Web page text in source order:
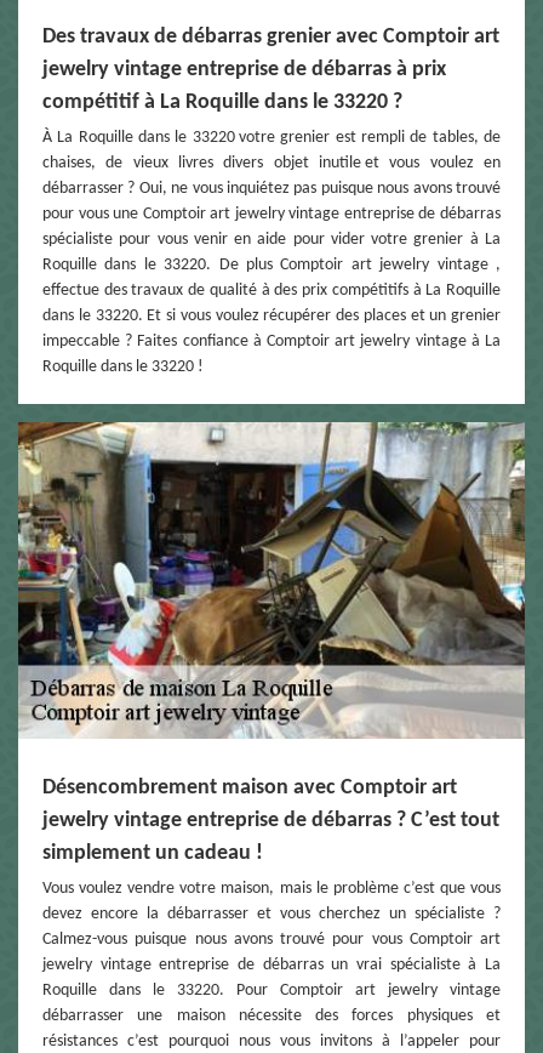
Des travaux de débarras grenier avec Comptoir art
jewelry vintage entreprise de débarras à prix
compétitif à La Roquille dans le 33220 ?
À La Roquille dans le 33220 votre grenier est rempli de tables, de
chaises, de vieux livres divers objet inutile et vous voulez en
débarrasser ? Oui, ne vous inquiétez pas puisque nous avons trouvé
pour vous une Comptoir art jewelry vintage entreprise de débarras
spécialiste pour vous venir en aide pour vider votre grenier à La
Roquille dans le 33220. De plus Comptoir art jewelry vintage ,
effectue des travaux de qualité à des prix compétitifs à La Roquille
dans le 33220. Et si vous voulez récupérer des places et un grenier
impeccable ? Faites confiance à Comptoir art jewelry vintage à La
Roquille dans le 33220 !
Désencombrement maison avec Comptoir art
jewelry vintage entreprise de débarras ? C’est tout
simplement un cadeau !
Vous voulez vendre votre maison, mais le problème c’est que vous
devez encore la débarrasser et vous cherchez un spécialiste ?
Calmez-vous puisque nous avons trouvé pour vous Comptoir art
jewelry vintage entreprise de débarras un vrai spécialiste à La
Roquille dans le 33220. Pour Comptoir art jewelry vintage
débarrasser une maison nécessite des forces physiques et
résistances c’est pourquoi nous vous invitons à l’appeler pour